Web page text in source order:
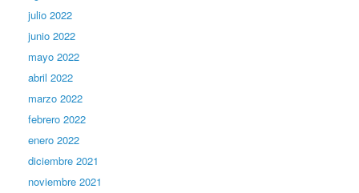
julio 2022
junio 2022
mayo 2022
abril 2022
marzo 2022
febrero 2022
enero 2022
diciembre 2021
noviembre 2021